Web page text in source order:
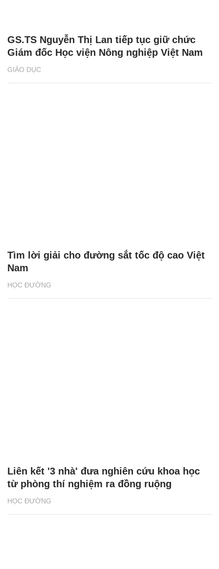
GIÁO DỤC
GS.TS Nguyễn Thị Lan tiếp tục giữ chức
Giám đốc Học viện Nông nghiệp Việt Nam
HỌC ĐƯỜNG
Tìm lời giải cho đường sắt tốc độ cao Việt
Nam
HỌC ĐƯỜNG
Liên kết '3 nhà' đưa nghiên cứu khoa học
từ phòng thí nghiệm ra đồng ruộng